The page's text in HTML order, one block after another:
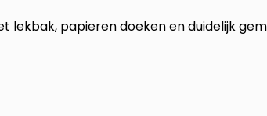
lekbak, papieren doeken en duidelijk